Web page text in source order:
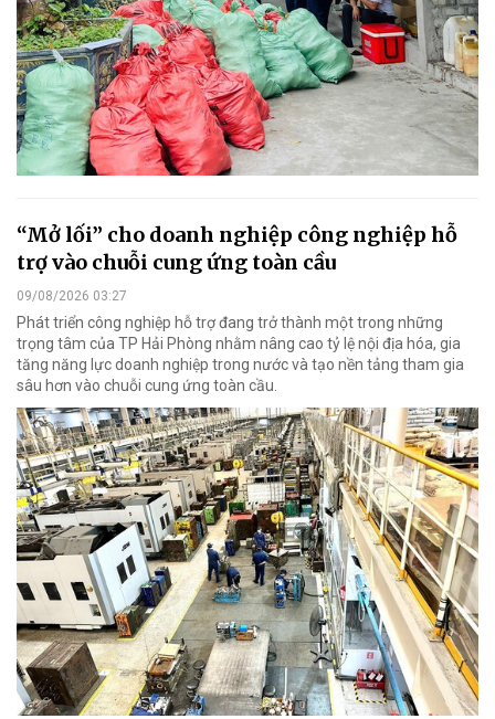
“Mở lối” cho doanh nghiệp công nghiệp hỗ
trợ vào chuỗi cung ứng toàn cầu
09/08/2026 03:27
Phát triển công nghiệp hỗ trợ đang trở thành một trong những
trọng tâm của TP Hải Phòng nhằm nâng cao tỷ lệ nội địa hóa, gia
tăng năng lực doanh nghiệp trong nước và tạo nền tảng tham gia
sâu hơn vào chuỗi cung ứng toàn cầu.